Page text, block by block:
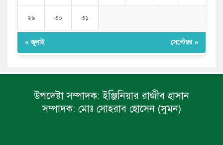
২৯ ৩০ ৩১
« জুলাই সেপ্টেম্বর »
উপদেষ্টা সম্পাদক: ইঞ্জিনিয়ার রাজীব হাসান
সম্পাদক: মোঃ সোহরাব হোসেন (সুমন)